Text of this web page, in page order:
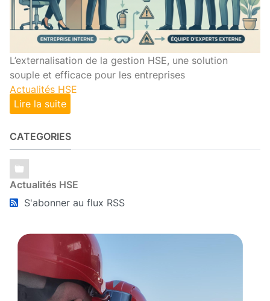
L’externalisation de la gestion HSE, une solution
souple et efficace pour les entreprises
Actualités HSE
Lire la suite
CATEGORIES
Actualités HSE
S'abonner au flux RSS